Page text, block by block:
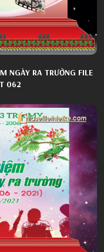
NGÀY RA TRƯỜNG FILE
062